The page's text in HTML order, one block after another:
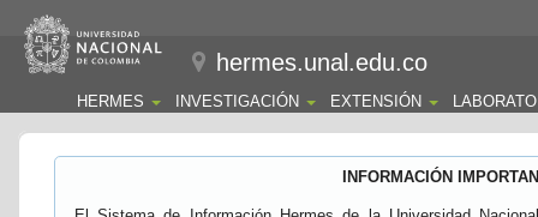
hermes.unal.edu.co
HERMES INVESTIGACIÓN EXTENSIÓN
INFORMACIÓN